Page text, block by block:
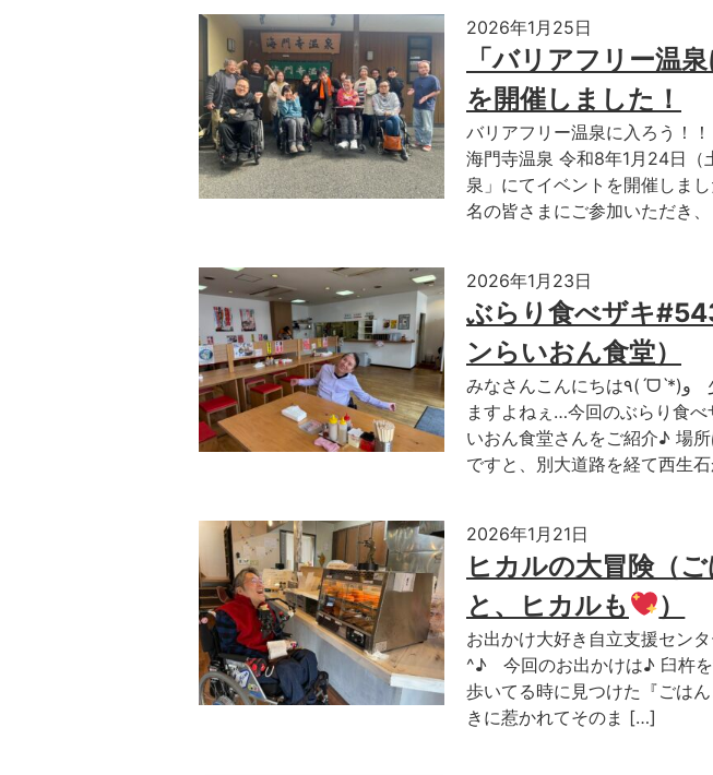
2026年1月25日
「バリアフリー温
を開催しました！
バリアフリー温泉に入ろう！
海門寺温泉 令和8年1月24日
泉」にてイベントを開催しま
名の皆さまにご参加いただき
2026年1月23日
ぶらり食べザキ
ンらいおん食堂）
みなさんこんにちは٩(ˊᗜˋ*)و 少し前からじわじわとブームって
ますよねぇ…今回のぶらり食
いおん食堂さんをご紹介♪ 場
ですと、別大道路を経て西生
2026年1月21日
ヒカルの大冒険（
と、ヒカルも
）
お出かけ大好き自立支援セン
^♪ 今回のお出かけは♪ 臼杵を
歩いてる時に見つけた『ごは
きに惹かれてそのま […]